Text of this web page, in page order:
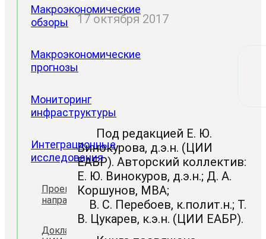
Макроэкономические
обзоры
Макроэкономические
прогнозы
Мониторинг
инфраструктуры
Интеграционные
исследования
Проектные
направления
Доклады
17 октября 2017
Под редакцией Е. Ю.
Винокурова, д.э.н. (ЦИИ
ЕАБР). Авторский коллектив:
Е. Ю. Винокуров, д.э.н.; Д. А.
Коршунов, MBA;
В. С. Перебоев, к.полит.н.; Т.
В. Цукарев, к.э.н. (ЦИИ ЕАБР).